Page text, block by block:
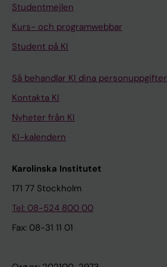
Studentmejlen
Kurs- och programwebbar
Student på KI
Så behandlar KI dina personuppgifter
Kontakta KI
Nyheter från KI
KI-kalendern
Karolinska Institutet
171 77 Stockholm
Tel: 08-524 800 00
Fax: 08-31 11 01